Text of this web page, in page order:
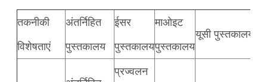
तकनीकी
विशेषताएं
अंतर्निहित
पुस्तकालय
ईसर
पुस्तकालय
माओइट
पुस्तकालय
यूसी पुस्तकालय
प्रज्वलन